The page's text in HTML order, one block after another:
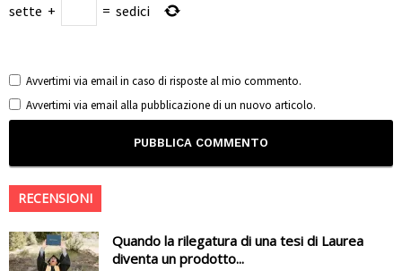
sette + = sedici
Avvertimi via email in caso di risposte al mio commento.
Avvertimi via email alla pubblicazione di un nuovo articolo.
RECENSIONI
Quando la rilegatura di una tesi di Laurea
diventa un prodotto...